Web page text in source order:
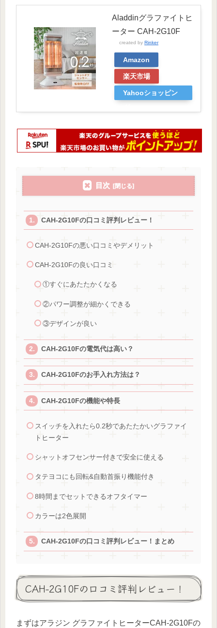
Aladdinグラファイトヒ
ーター CAH-2G10F
created by Rinker
Amazon
楽天市場
Yahooショッピン
目次
CAH-2G10Fの口コミ評判レビュー！
CAH-2G10Fの悪い口コミやデメリット
CAH-2G10Fの良い口コミ
①すぐにあたたかくなる
②パワー調整が細かくできる
③デザインが良い
CAH-2G10Fの電気代は高い？
CAH-2G10Fのお手入れ方法は？
CAH-2G10Fの機能や特長
スイッチを入れたら0.2秒であたたかいグラファイ
トヒーター
シャットオフセンサー付きで安全に使える
タテヨコにも回転&自動首振り機能付き
8時間までセットできるオフタイマー
カラーは2色展開
CAH-2G10Fの口コミ評判レビュー！まとめ
CAH-2G10Fの口コミ評判レビュー！
まずはアラジン グラファイトヒーターCAH-2G10Fの